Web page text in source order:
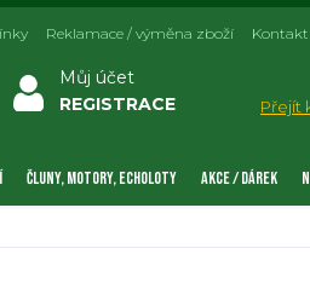
Můj účet
REGISTRACE
Přejít
Reklamace / výměna zboží Kontakt
ČLUNY, MOTORY, ECHOLOTY AKCE / DÁREK